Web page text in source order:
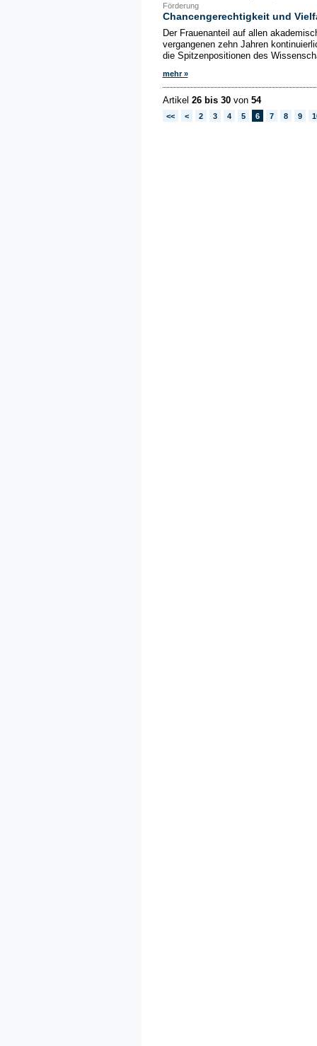
Förderung
Chancengerechtigkeit und
Der Frauenanteil auf allen
vergangenen zehn Jahren
die Spitzenpositionen des
mehr »
Artikel 26 bis 30von 54
<< < 2 3 4 5 6 7 8 9